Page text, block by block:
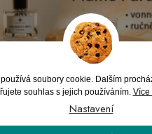
soubory cookie. Dalším
souhlas s jejich používáním. Více
Nastavení